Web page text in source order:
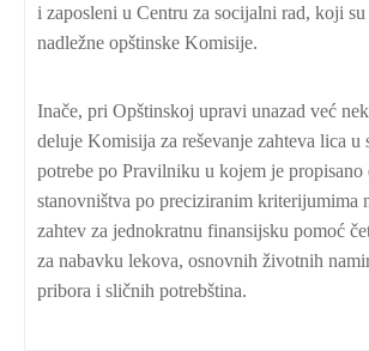
i zaposleni u Centru za socijalni rad, koji
nadležne opštinske Komisije.
Inače, pri Opštinskoj upravi unazad već
deluje Komisija za reševanje zahteva lica u
potrebe po Pravilniku u kojem je propisano
stanovništva po preciziranim kriterijumima
zahtev za jednokratnu finansijsku pomoć
za nabavku lekova, osnovnih životnih
pribora i sličnih potrebština.